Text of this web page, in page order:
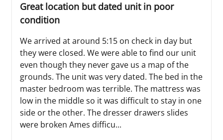
Great location but dated unit in poor
condition
We arrived at around 5:15 on check in day but
they were closed. We were able to find our unit
even though they never gave us a map of the
grounds. The unit was very dated. The bed in the
master bedroom was terrible. The mattress was
low in the middle so it was difficult to stay in one
side or the other. The dresser drawers slides
were broken Ames difficu...